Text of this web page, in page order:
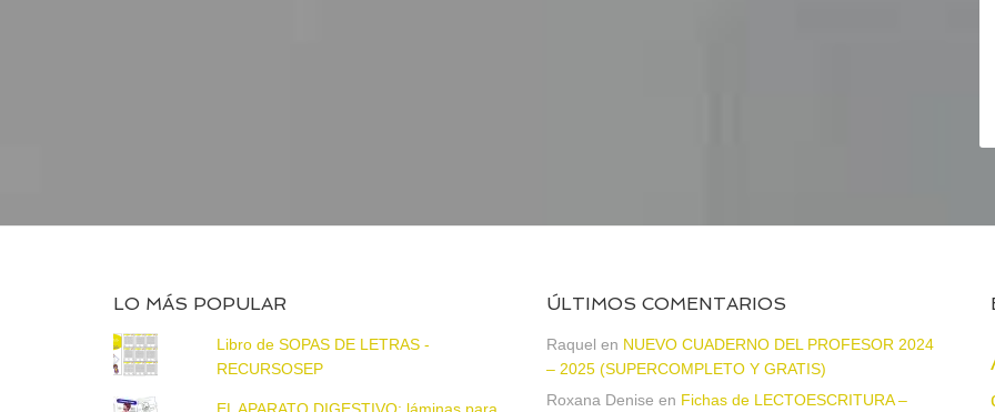
LO MÁS POPULAR
Libro de SOPAS DE LETRAS -
RECURSOSEP
ÚLTIMOS COMENTARIOS
Raquel en NUEVO CUADERNO DEL PROFESOR 2024
– 2025 (SUPERCOMPLETO Y GRATIS)
Roxana Denise en Fichas de LECTOESCRITURA –